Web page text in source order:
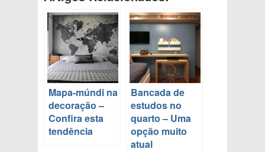
Mapa-múndi na
decoração –
Confira esta
tendência
Bancada de
estudos no
quarto – Uma
opção muito
atual